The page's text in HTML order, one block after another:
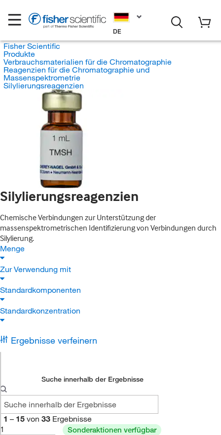
DE
Fisher Scientific
Produkte
Verbrauchsmaterialien für die Chromatographie
Reagenzien für die Chromatographie und
Massenspektrometrie
Silylierungsreagenzien
Silylierungsreagenzien
Chemische Verbindungen zur Unterstützung der
massenspektrometrischen Identifizierung von Verbindungen durch
Silylierung.
Menge
Zur Verwendung mit
Standardkomponenten
Standardkonzentration
Ergebnisse verfeinern
Suche innerhalb der Ergebnisse
1 – 15 von 33 Ergebnisse
1
Sonderaktionen verfügbar